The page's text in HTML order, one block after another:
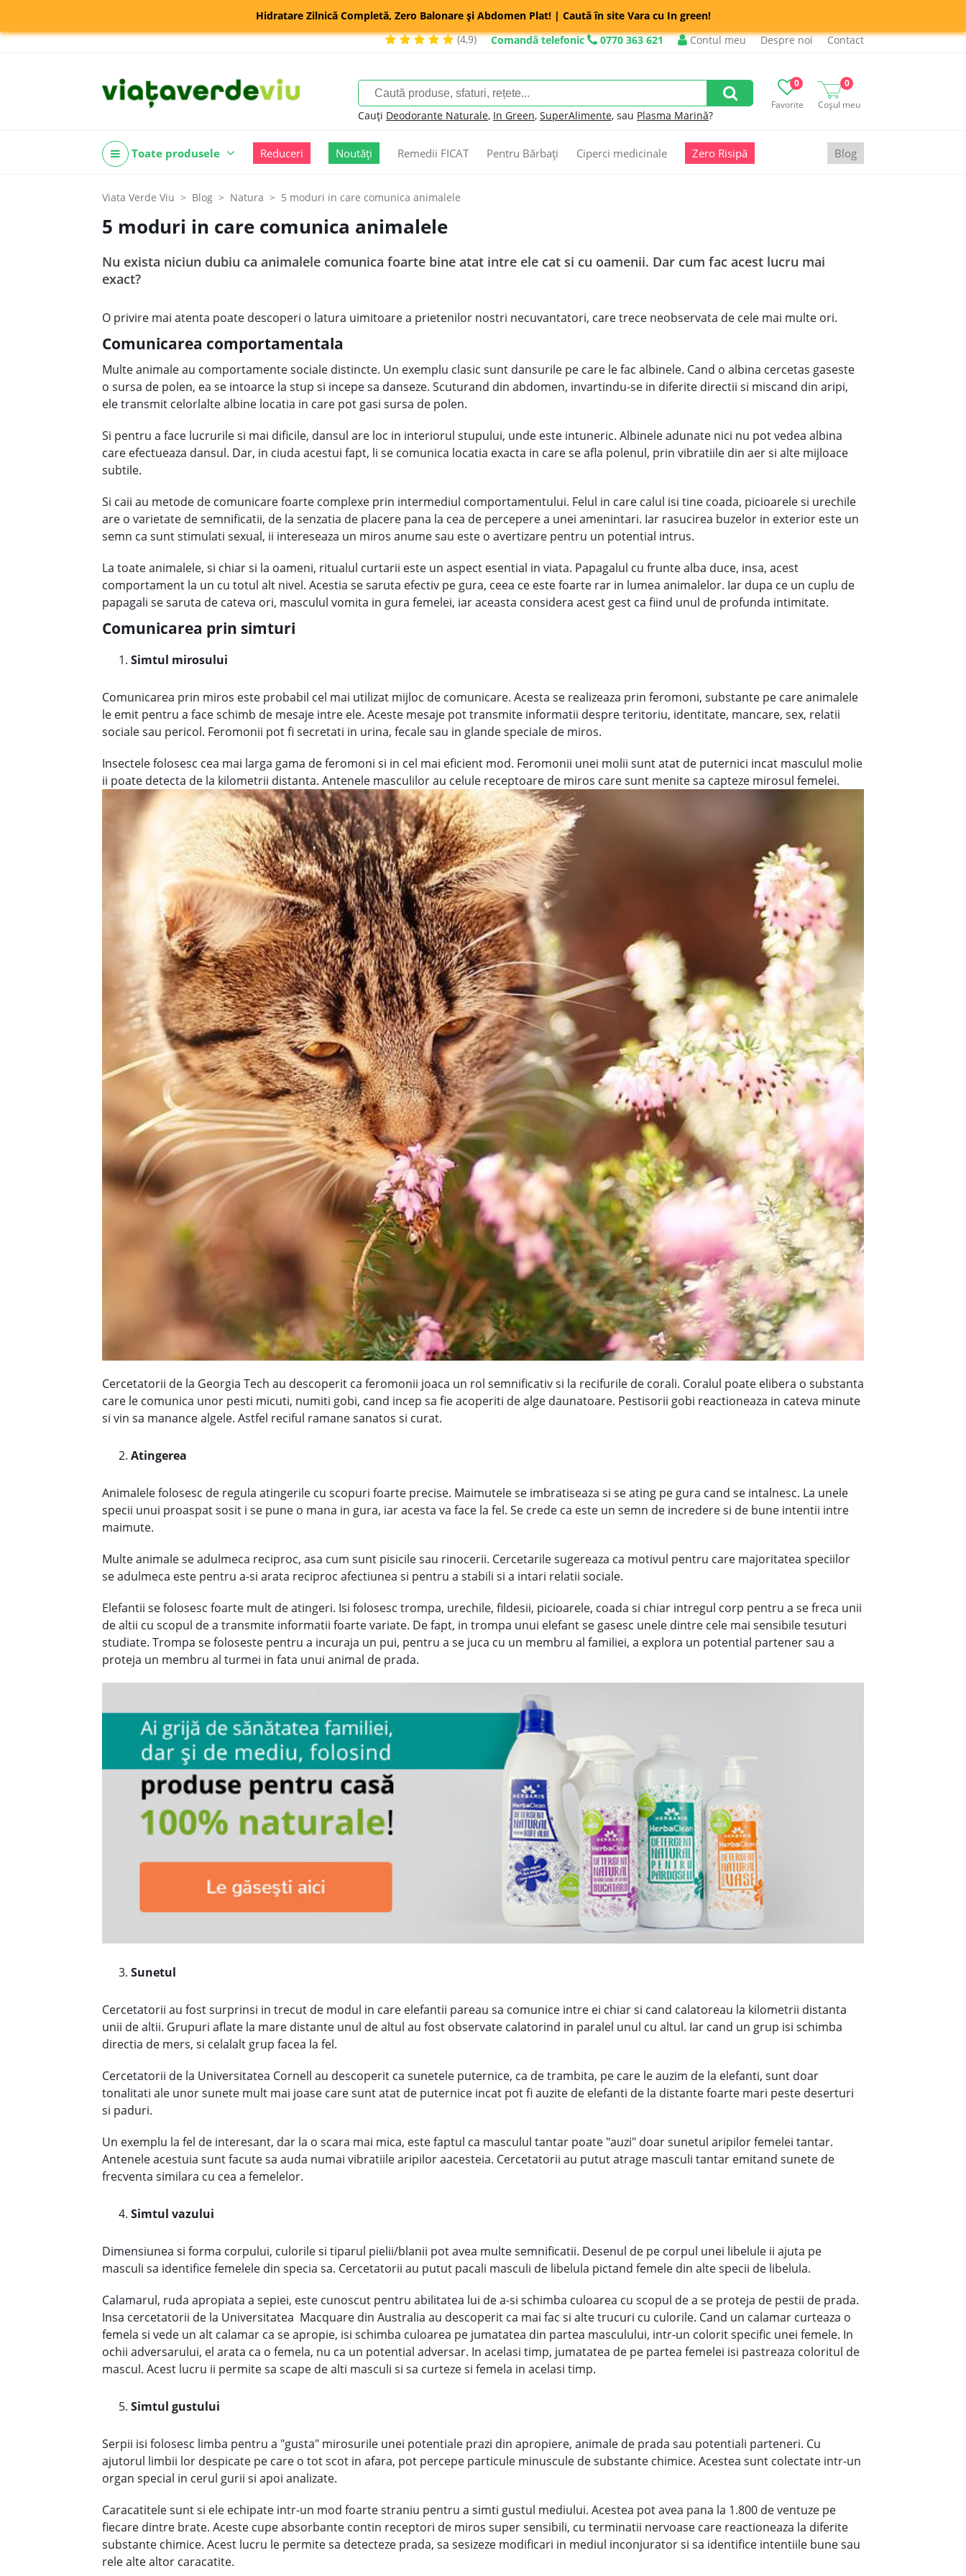
Hidratare Zilnică Completă, Zero Balonare și Abdomen Plat! | Caută în site Vara cu In green!
(4,9)
Comandă telefonic 0770 363 621 Contul meu Despre noi Contact
Favorite
0
Coșul meu
0
Cauți Deodorante Naturale, In Green, SuperAlimente, sau Plasma Marină?
Toate produsele Reduceri Noutăți Remedii FICAT Pentru Bărbați Ciperci medicinale Zero Risipă Blog
Viata Verde Viu Blog Natura 5 moduri in care comunica animalele
5 moduri in care comunica animalele
Nu exista niciun dubiu ca animalele comunica foarte bine atat intre ele cat si cu oamenii. Dar cum fac acest lucru mai
exact?
O privire mai atenta poate descoperi o latura uimitoare a prietenilor nostri necuvantatori, care trece neobservata de cele mai multe ori.
Comunicarea comportamentala
Multe animale au comportamente sociale distincte. Un exemplu clasic sunt dansurile pe care le fac albinele. Cand o albina cercetas gaseste
o sursa de polen, ea se intoarce la stup si incepe sa danseze. Scuturand din abdomen, invartindu-se in diferite directii si miscand din aripi,
ele transmit celorlalte albine locatia in care pot gasi sursa de polen.
Si pentru a face lucrurile si mai dificile, dansul are loc in interiorul stupului, unde este intuneric. Albinele adunate nici nu pot vedea albina
care efectueaza dansul. Dar, in ciuda acestui fapt, li se comunica locatia exacta in care se afla polenul, prin vibratiile din aer si alte mijloace
subtile.
Si caii au metode de comunicare foarte complexe prin intermediul comportamentului. Felul in care calul isi tine coada, picioarele si urechile
are o varietate de semnificatii, de la senzatia de placere pana la cea de percepere a unei amenintari. Iar rasucirea buzelor in exterior este un
semn ca sunt stimulati sexual, ii intereseaza un miros anume sau este o avertizare pentru un potential intrus.
La toate animalele, si chiar si la oameni, ritualul curtarii este un aspect esential in viata. Papagalul cu frunte alba duce, insa, acest
comportament la un cu totul alt nivel. Acestia se saruta efectiv pe gura, ceea ce este foarte rar in lumea animalelor. Iar dupa ce un cuplu de
papagali se saruta de cateva ori, masculul vomita in gura femelei, iar aceasta considera acest gest ca fiind unul de profunda intimitate.
Comunicarea prin simturi
Simtul mirosului
Comunicarea prin miros este probabil cel mai utilizat mijloc de comunicare. Acesta se realizeaza prin feromoni, substante pe care animalele
le emit pentru a face schimb de mesaje intre ele. Aceste mesaje pot transmite informatii despre teritoriu, identitate, mancare, sex, relatii
sociale sau pericol. Feromonii pot fi secretati in urina, fecale sau in glande speciale de miros.
Insectele folosesc cea mai larga gama de feromoni si in cel mai eficient mod. Feromonii unei molii sunt atat de puternici incat masculul molie
ii poate detecta de la kilometrii distanta. Antenele masculilor au celule receptoare de miros care sunt menite sa capteze mirosul femelei.
Cercetatorii de la Georgia Tech au descoperit ca feromonii joaca un rol semnificativ si la recifurile de corali. Coralul poate elibera o substanta
care le comunica unor pesti micuti, numiti gobi, cand incep sa fie acoperiti de alge daunatoare. Pestisorii gobi reactioneaza in cateva minute
si vin sa manance algele. Astfel reciful ramane sanatos si curat.
Atingerea
Animalele folosesc de regula atingerile cu scopuri foarte precise. Maimutele se imbratiseaza si se ating pe gura cand se intalnesc. La unele
specii unui proaspat sosit i se pune o mana in gura, iar acesta va face la fel. Se crede ca este un semn de incredere si de bune intentii intre
maimute.
Multe animale se adulmeca reciproc, asa cum sunt pisicile sau rinocerii. Cercetarile sugereaza ca motivul pentru care majoritatea speciilor
se adulmeca este pentru a-si arata reciproc afectiunea si pentru a stabili si a intari relatii sociale.
Elefantii se folosesc foarte mult de atingeri. Isi folosesc trompa, urechile, fildesii, picioarele, coada si chiar intregul corp pentru a se freca unii
de altii cu scopul de a transmite informatii foarte variate. De fapt, in trompa unui elefant se gasesc unele dintre cele mai sensibile tesuturi
studiate. Trompa se foloseste pentru a incuraja un pui, pentru a se juca cu un membru al familiei, a explora un potential partener sau a
proteja un membru al turmei in fata unui animal de prada.
Sunetul
Cercetatorii au fost surprinsi in trecut de modul in care elefantii pareau sa comunice intre ei chiar si cand calatoreau la kilometrii distanta
unii de altii. Grupuri aflate la mare distante unul de altul au fost observate calatorind in paralel unul cu altul. Iar cand un grup isi schimba
directia de mers, si celalalt grup facea la fel.
Cercetatorii de la Universitatea Cornell au descoperit ca sunetele puternice, ca de trambita, pe care le auzim de la elefanti, sunt doar
tonalitati ale unor sunete mult mai joase care sunt atat de puternice incat pot fi auzite de elefanti de la distante foarte mari peste deserturi
si paduri.
Un exemplu la fel de interesant, dar la o scara mai mica, este faptul ca masculul tantar poate "auzi" doar sunetul aripilor femelei tantar.
Antenele acestuia sunt facute sa auda numai vibratiile aripilor aacesteia. Cercetatorii au putut atrage masculi tantar emitand sunete de
frecventa similara cu cea a femelelor.
Simtul vazului
Dimensiunea si forma corpului, culorile si tiparul pielii/blanii pot avea multe semnificatii. Desenul de pe corpul unei libelule ii ajuta pe
masculi sa identifice femelele din specia sa. Cercetatorii au putut pacali masculi de libelula pictand femele din alte specii de libelula.
Calamarul, ruda apropiata a sepiei, este cunoscut pentru abilitatea lui de a-si schimba culoarea cu scopul de a se proteja de pestii de prada.
Insa cercetatorii de la Universitatea Macquare din Australia au descoperit ca mai fac si alte trucuri cu culorile. Cand un calamar curteaza o
femela si vede un alt calamar ca se apropie, isi schimba culoarea pe jumatatea din partea masculului, intr-un colorit specific unei femele. In
ochii adversarului, el arata ca o femela, nu ca un potential adversar. In acelasi timp, jumatatea de pe partea femelei isi pastreaza coloritul de
mascul. Acest lucru ii permite sa scape de alti masculi si sa curteze si femela in acelasi timp.
Simtul gustului
Serpii isi folosesc limba pentru a "gusta" mirosurile unei potentiale prazi din apropiere, animale de prada sau potentiali parteneri. Cu
ajutorul limbii lor despicate pe care o tot scot in afara, pot percepe particule minuscule de substante chimice. Acestea sunt colectate intr-un
organ special in cerul gurii si apoi analizate.
Caracatitele sunt si ele echipate intr-un mod foarte straniu pentru a simti gustul mediului. Acestea pot avea pana la 1.800 de ventuze pe
fiecare dintre brate. Aceste cupe absorbante contin receptori de miros super sensibili, cu terminatii nervoase care reactioneaza la diferite
substante chimice. Acest lucru le permite sa detecteze prada, sa sesizeze modificari in mediul inconjurator si sa identifice intentiile bune sau
rele alte altor caracatite.